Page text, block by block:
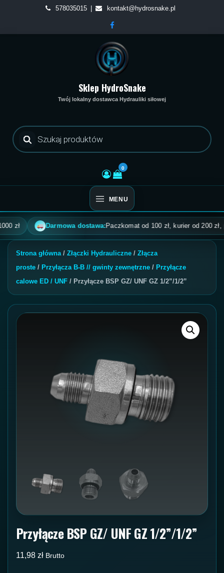
content
578035015 kontakt@hydrosnake.pl
Sklep HydroSnake
Twój lokalny dostawca Hydrauliki siłowej
Wyszukiwarka
produktów
0
MENU
Darmowa dostawa:Paczkomat od 100 zł, kurier od 200 zł,
Strona główna/ Złączki Hydrauliczne / Złącza
proste / Przyłącza B-B // gwinty zewnętrzne / Przyłącze
calowe ED / UNF / Przyłącze BSP GZ/ UNF GZ 1/2”/1/2”
Przyłącze BSP GZ/ UNF GZ 1/2”/1/2”
11,98 zł Brutto